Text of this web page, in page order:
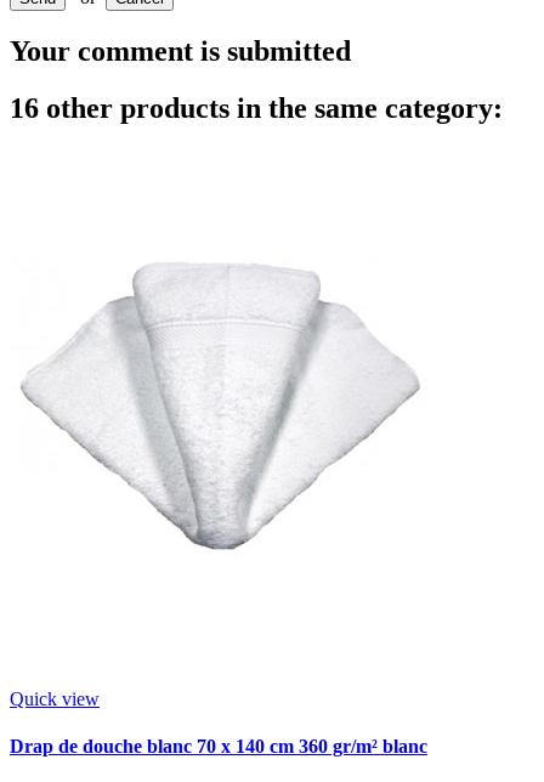
Your comment is submitted
16 other products in the same category:
Quick view
Drap de douche blanc 70 x 140 cm 360 gr/m² blanc